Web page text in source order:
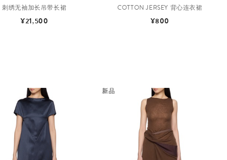
刺绣无袖加长吊带长裙
¥21,500
COTTON JERSEY 背心连衣裙
¥800
新品